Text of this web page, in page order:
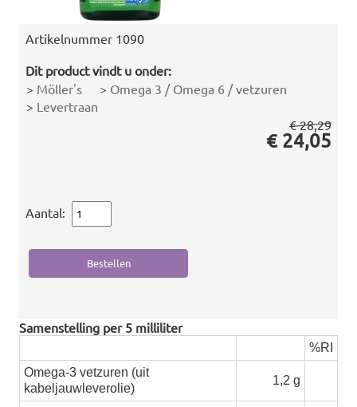
Artikelnummer 1090
Dit product vindt u onder:
> Möller's > Omega 3 / Omega 6 / vetzuren
> Levertraan
€ 28,29
€ 24,05
Aantal:
Samenstelling per 5 milliliter
%RI
Omega-3 vetzuren (uit
kabeljauwleverolie)
1,2 g